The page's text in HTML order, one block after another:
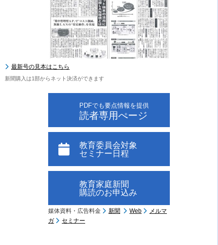
最新号の見本はこちら
新聞購入は1部からネット決済ができます
PDFでも要点情報を提供
読者専用ぺージ
教育委員会対象
セミナー日程
教育家庭新聞
購読のお申込み
媒体資料・広告料金 新聞 Web
メルマ
ガ
セミナー